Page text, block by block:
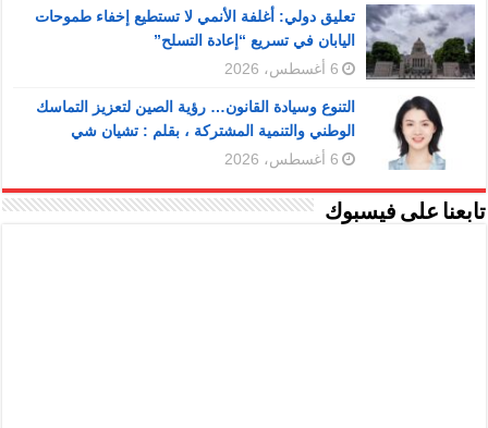
تعليق دولي: أغلفة الأنمي لا تستطيع إخفاء طموحات
اليابان في تسريع “إعادة التسلح”
6 أغسطس، 2026
التنوع وسيادة القانون… رؤية الصين لتعزيز التماسك
الوطني والتنمية المشتركة ، بقلم : تشيان شي
6 أغسطس، 2026
تابعنا على فيسبوك